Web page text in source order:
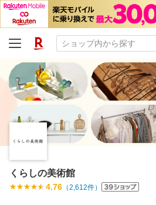
くらしの美術館
4.76 （2,612件）